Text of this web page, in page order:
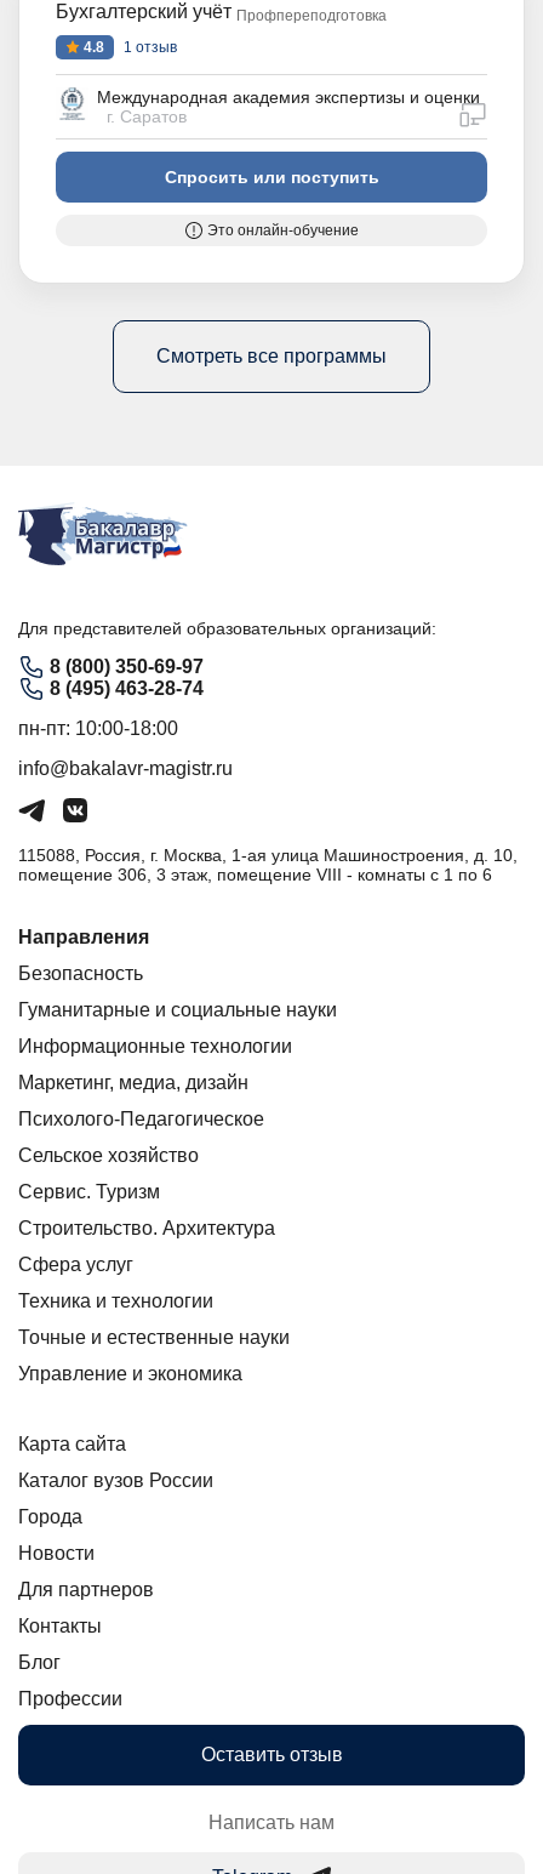
Бухгалтерский учёт Профпереподготовка
4.8
1 отзыв
Международная академия экспертизы и оценки
г. Саратов
Спросить или поступить
Это онлайн-обучение
Смотреть все программы
Для представителей образовательных организаций:
8 (800) 350-69-97
8 (495) 463-28-74
пн-пт: 10:00-18:00
info@bakalavr-magistr.ru
115088, Россия, г. Москва, 1-ая улица Машиностроения, д. 10,
помещение 306, 3 этаж, помещение VIII - комнаты с 1 по 6
Направления
Безопасность
Гуманитарные и социальные науки
Информационные технологии
Маркетинг, медиа, дизайн
Психолого-Педагогическое
Сельское хозяйство
Сервис. Туризм
Строительство. Архитектура
Сфера услуг
Техника и технологии
Точные и естественные науки
Управление и экономика
Карта сайта
Каталог вузов России
Города
Новости
Для партнеров
Контакты
Блог
Профессии
Оставить отзыв
Написать нам